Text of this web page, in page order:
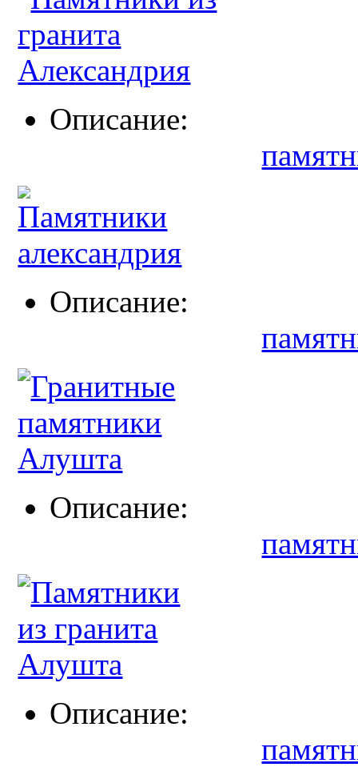
Описание:
Описание:
Описание:
Описание: